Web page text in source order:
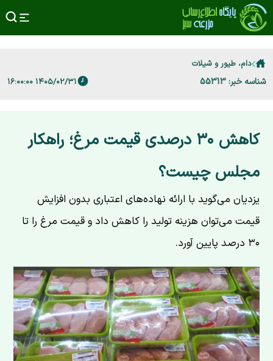
دام، طیور و شیلات
شناسه خبر: 55313 ۱۴۰۵/۰۲/۳۱ ۱۶:۰۰:۰۰
کاهش ۳۰ درصدی قیمت مرغ؛ راهکار
مجلس چیست؟
یزدیان می‌گوید با ارائه نهاده‌های اعتباری بدون افزایش
قیمت می‌توان هزینه تولید را کاهش داد و قیمت مرغ را تا
۳۰ درصد پایین آورد.